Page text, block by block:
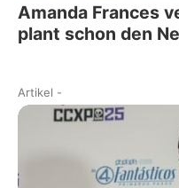
Amanda Frances
plant schon den
Artikel -